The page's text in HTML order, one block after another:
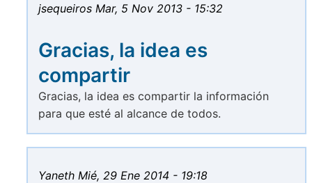
jsequeiros Mar, 5 Nov 2013 - 15:32
Gracias, la idea es
compartir
Gracias, la idea es compartir la información
para que esté al alcance de todos.
Yaneth Mié, 29 Ene 2014 - 19:18